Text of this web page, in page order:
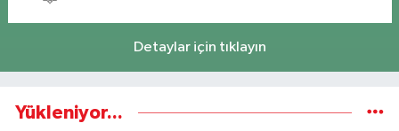
Detaylar için tıklayın
Yükleniyor...